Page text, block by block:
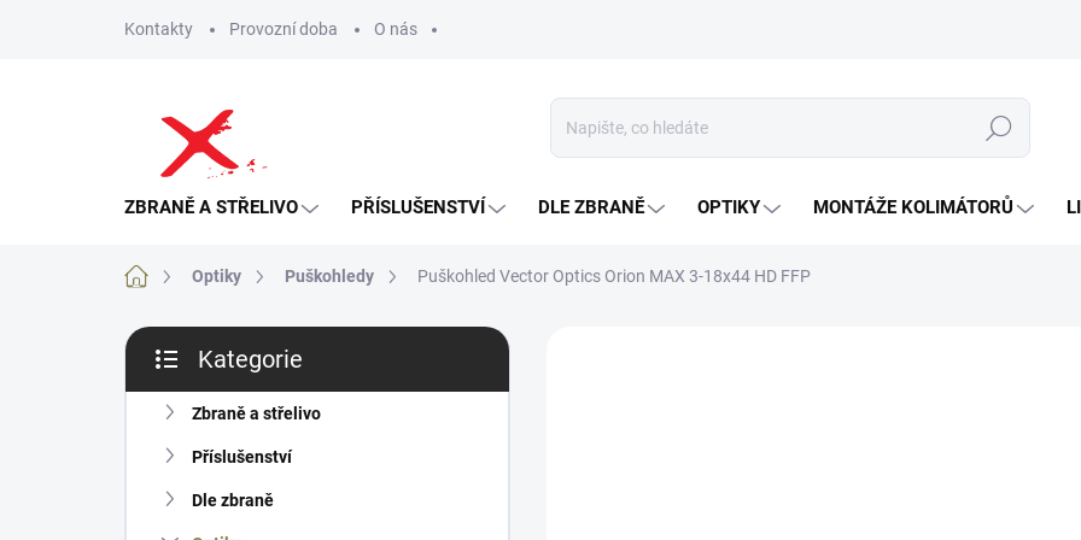
Kontakty Provozní doba O nás
Hledat
ZBRANĚ A STŘELIVO PŘÍSLUŠENSTVÍ DLE ZBRANĚ OPTIKY MONTÁŽE KOLIMÁTORŮ
Domů Optiky Puškohledy Puškohled Vector Optics Orion MAX 3-18x44 HD FFP
P
s
kategorie
Kategorie
Zbraně a střelivo
Příslušenství
Dle zbraně